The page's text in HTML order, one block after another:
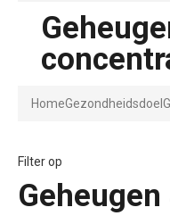
HomeGezondheidsdoel
Filter op